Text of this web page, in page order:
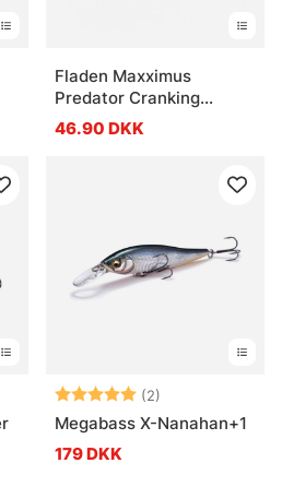
stjernerFladen Maxximus
Predator Cranking
Minnow 40mm 6g
46.90 DKK
stjernerVurdering: (2)
Megabass X-Nanahan+1
179 DKK